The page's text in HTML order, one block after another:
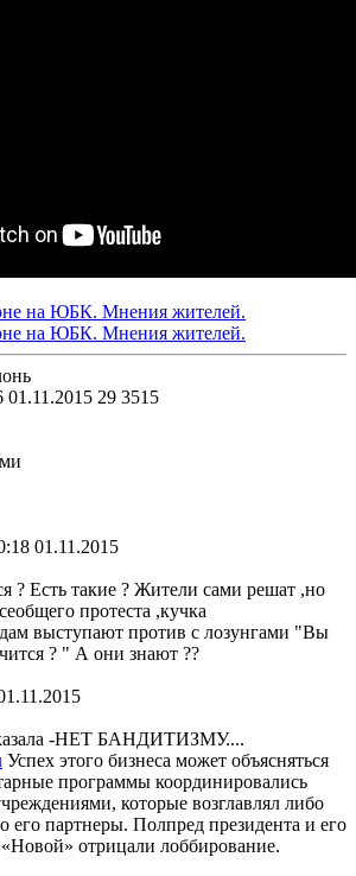
01.11.2015 29 3515
01.11.2015
? Есть такие ? Жители сами решат ,но
протеста ,кучка
выступают против с лозунгами "Вы
? " А они знают ??
-НЕТ БАНДИТИЗМУ....
Успех этого бизнеса может объясняться
программы координировались
которые возглавлял либо
его партнеры. Полпред президента и его
отрицали лоббирование.